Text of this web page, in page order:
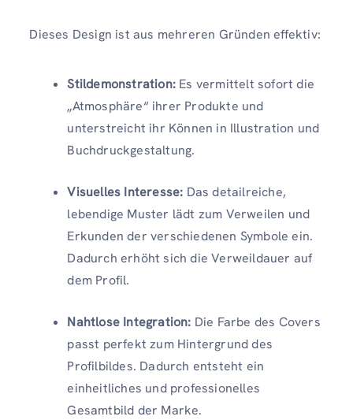
Dieses Design ist aus mehreren Gründen effektiv:
Stildemonstration: Es vermittelt sofort die
„Atmosphäre“ ihrer Produkte und
unterstreicht ihr Können in Illustration und
Buchdruckgestaltung.
Visuelles Interesse: Das detailreiche,
lebendige Muster lädt zum Verweilen und
Erkunden der verschiedenen Symbole ein.
Dadurch erhöht sich die Verweildauer auf
dem Profil.
Nahtlose Integration: Die Farbe des Covers
passt perfekt zum Hintergrund des
Profilbildes. Dadurch entsteht ein
einheitliches und professionelles
Gesamtbild der Marke.